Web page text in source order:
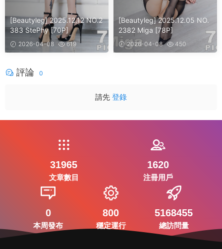
[Beautyleg] 2025.12.12 NO.2
383 StePhy [70P]
2026-04-08 619
[Beautyleg] 2025.12.05 NO.
2382 Miga [78P]
2026-04-08 450
評論 0
請先 登錄
31965
文章數目
1620
注冊用戶
0
本周發布
800
穩定運行
5168455
總訪問量